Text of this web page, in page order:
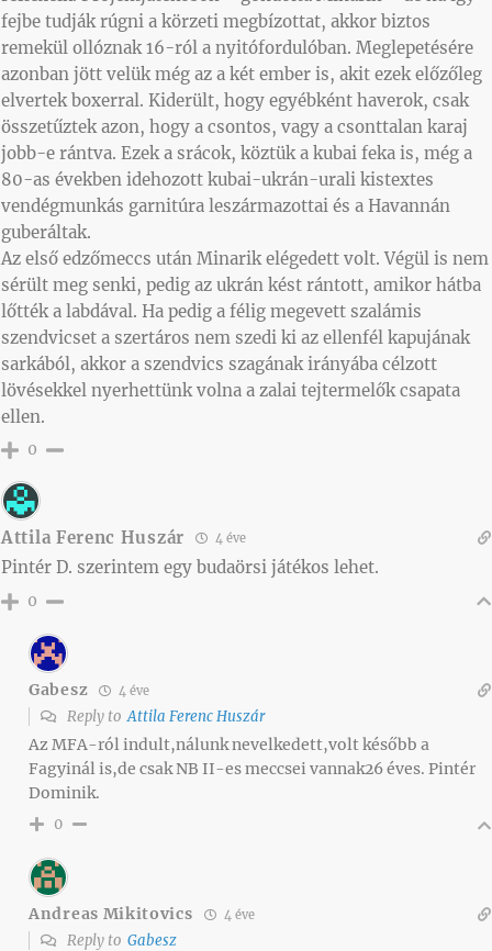
fejbe tudják rúgni a körzeti megbízottat, akkor biztos
remekül ollóznak 16-ról a nyitófordulóban. Meglepetésére
azonban jött velük még az a két ember is, akit ezek előzőleg
elvertek boxerral. Kiderült, hogy egyébként haverok, csak
összetűztek azon, hogy a csontos, vagy a csonttalan karaj
jobb-e rántva. Ezek a srácok, köztük a kubai feka is, még a
80-as években idehozott kubai-ukrán-urali kistextes
vendégmunkás garnitúra leszármazottai és a Havannán
guberáltak.
Az első edzőmeccs után Minarik elégedett volt. Végül is nem
sérült meg senki, pedig az ukrán kést rántott, amikor hátba
lőtték a labdával. Ha pedig a félig megevett szalámis
szendvicset a szertáros nem szedi ki az ellenfél kapujának
sarkából, akkor a szendvics szagának irányába célzott
lövésekkel nyerhettünk volna a zalai tejtermelők csapata
ellen.
0
Attila Ferenc Huszár 4 éve
Pintér D. szerintem egy budaörsi játékos lehet.
0
Gabesz 4 éve
Reply toAttila Ferenc Huszár
Az MFA-ról indult,nálunk nevelkedett,volt később a
Fagyinál is,de csak NB II-es meccsei vannak26 éves. Pintér
Dominik.
0
Andreas Mikitovics 4 éve
Reply to Gabesz